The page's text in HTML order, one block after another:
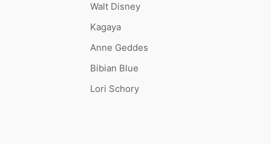
Walt Disney
Kagaya
Anne Geddes
Bibian Blue
Lori Schory